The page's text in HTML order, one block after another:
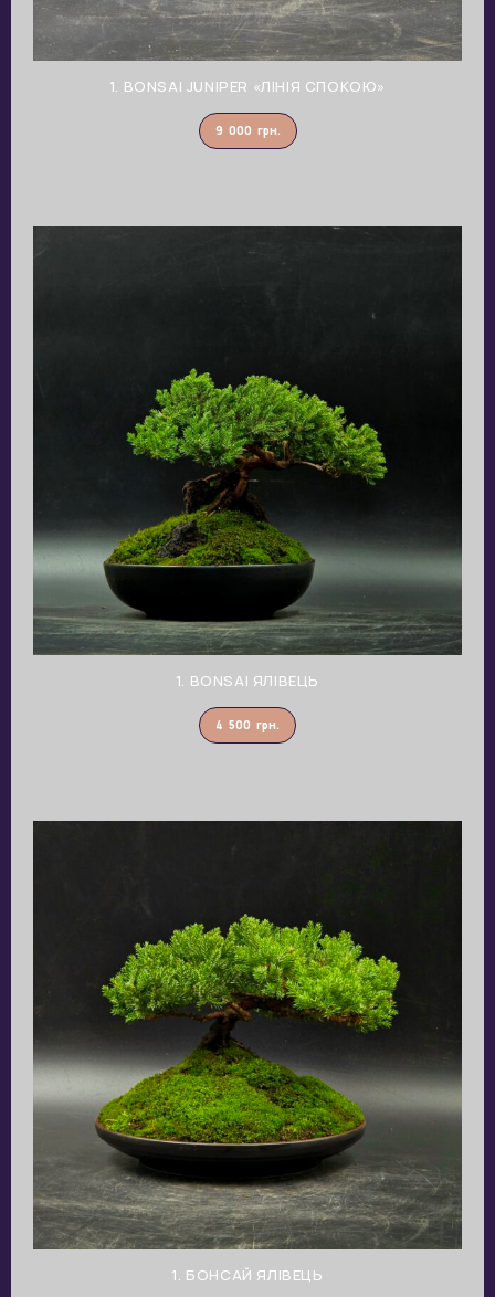
1. BONSAI JUNIPER «ЛІНІЯ СПОКОЮ»
9 000 грн.
1. BONSAI ЯЛІВЕЦЬ
4 500 грн.
1. БОНСАЙ ЯЛІВЕЦЬ